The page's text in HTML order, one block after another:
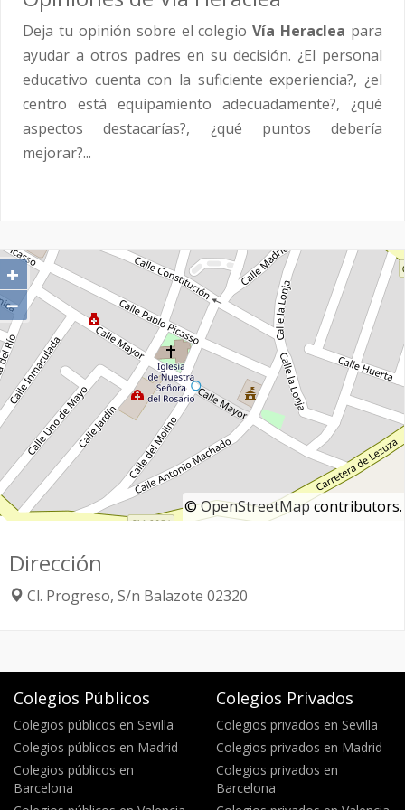
Deja tu opinión sobre el colegioVía Heraclea para
ayudar a otros padres en su decisión. ¿El personal
educativo cuenta con la suficiente experiencia?, ¿el
centro está equipamiento adecuadamente?, ¿qué
aspectos destacarías?, ¿qué puntos debería
mejorar?...
+
−
©OpenStreetMapcontributors.
Dirección
Cl. Progreso, S/n Balazote 02320
Colegios Públicos
Colegios públicos en Sevilla
Colegios públicos en Madrid
Colegios públicos en
Barcelona
Colegios Privados
Colegios privados en Sevilla
Colegios privados en Madrid
Colegios privados en
Barcelona